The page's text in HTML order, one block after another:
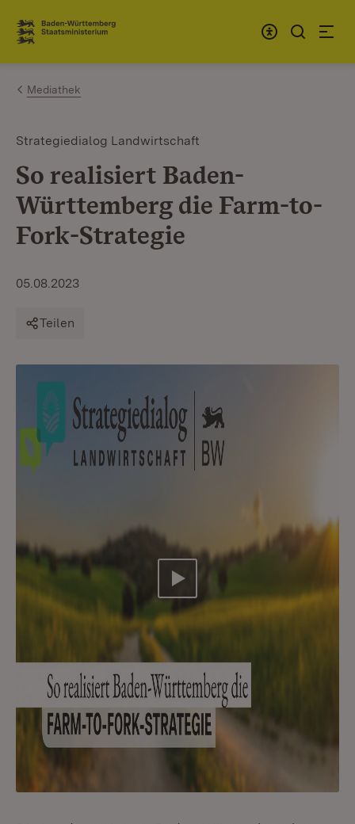
Zum Inhalt springen
Link zur Startseite
Mediathek
Strategiedialog Landwirtschaft
So realisiert Baden-
Württemberg die Farm-to-
Fork-Strategie
05.08.2023
Teilen
Video abspielen